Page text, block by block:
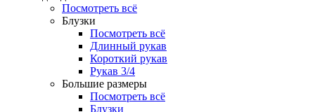
Посмотреть всё
Блузки
Посмотреть всё
Длинный рукав
Короткий рукав
Рукав 3/4
Большие размеры
Посмотреть всё
Блузки